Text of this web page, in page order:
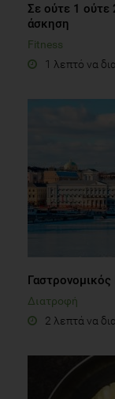
Σε ούτε 1 ούτε
άσκηση
Fitness
1 λεπτό να
Διατροφή
2 λεπτά να